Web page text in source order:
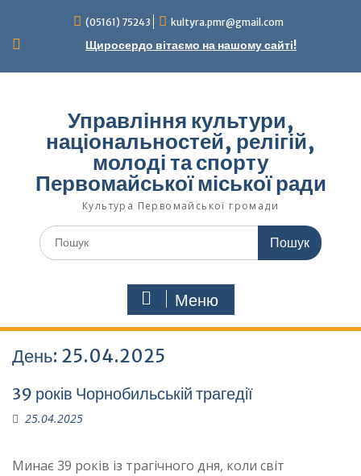
вмісту
(05161) 75243 kultyra.pmr@gmail.com
Щиросердо вітаємо на нашому сайті!
Управління культури,
національностей, релігій,
молоді та спорту
Первомайської міської ради
Культура Первомайcької громади
Шукати:
Меню
День: 25.04.2025
39 років Чорнобильській трагедії
25.04.2025
Минає 39 років із трагічного дня, коли світ